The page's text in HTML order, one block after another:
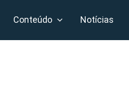
Conteúdo Notícias